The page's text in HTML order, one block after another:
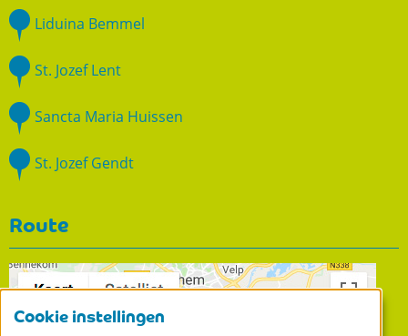
Liduina Bemmel
St. Jozef Lent
Sancta Maria Huissen
St. Jozef Gendt
Route
Cookie instellingen